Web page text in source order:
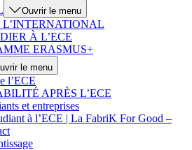
Ouvrir le menu
À L’ECE
ERASMUS+
le menu
l’ECE
APRÈS L’ECE
et entreprises
à l’ECE | La FabriK For Good –